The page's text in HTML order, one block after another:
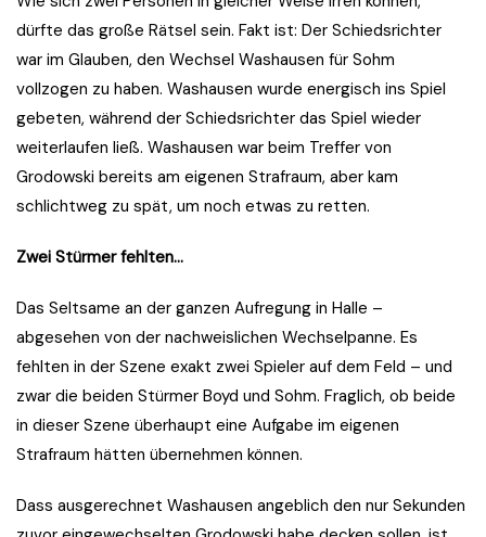
dürfte das große Rätsel sein. Fakt ist: Der Schiedsrichter
war im Glauben, den Wechsel Washausen für Sohm
vollzogen zu haben. Washausen wurde energisch ins Spiel
gebeten, während der Schiedsrichter das Spiel wieder
weiterlaufen ließ. Washausen war beim Treffer von
Grodowski bereits am eigenen Strafraum, aber kam
schlichtweg zu spät, um noch etwas zu retten.
Zwei Stürmer fehlten…
Das Seltsame an der ganzen Aufregung in Halle –
abgesehen von der nachweislichen Wechselpanne. Es
fehlten in der Szene exakt zwei Spieler auf dem Feld – und
zwar die beiden Stürmer Boyd und Sohm. Fraglich, ob beide
in dieser Szene überhaupt eine Aufgabe im eigenen
Strafraum hätten übernehmen können.
Dass ausgerechnet Washausen angeblich den nur Sekunden